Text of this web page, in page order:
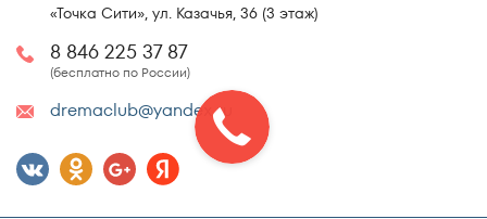
«Точка Сити», ул. Казачья, 36 (3 этаж)
8 846 225 37 87
(бесплатно по России)
dremaclub@yandex.ru